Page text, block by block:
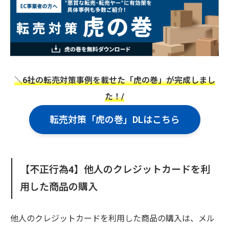
＼6社の転売対策事例を載せた「虎の巻」が完成しまし
た！/
転売対策「虎の巻」DLはこちら
【不正行為4】他人のクレジットカードを利
用した商品の購入
他人のクレジットカードを利用した商品の購入は、メル